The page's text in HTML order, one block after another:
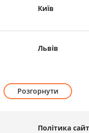
Київ
Львів
Розгорнути
Політика